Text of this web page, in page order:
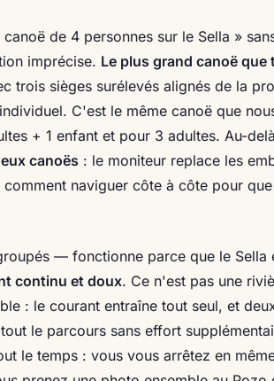
de 4 personnes sur le Sella »
imprécise. Le plus grand canoë que
trois sièges surélevés alignés de la
C'est le même canoë que
+ 1 enfant et pour 3 adultes. Au-
canoës : le moniteur replace les
naviguer côte à côte pour
— fonctionne parce que le Sella
continu et doux. Ce n'est pas une
: le courant entraîne tout seul, et
le parcours sans effort
le temps : vous vous arrêtez en